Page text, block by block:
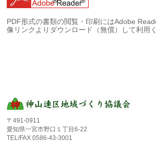
PDF形式の書類の閲覧・印刷にはAdobe
像リンクよりダウンロード（無償）して利用
〒491-0911
愛知県一宮市野口１丁目6-22
TEL/FAX 0586-43-3001